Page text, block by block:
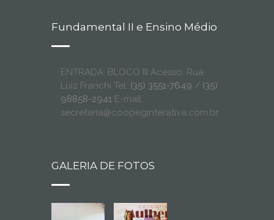
Fundamental II e Ensino Médio
ENTRADA: BLOCO III Acesso: Rua
Luiz Franchi Tel: (35) 3551-7649 / (35)
98858-2941 E-mail:
secretaria@coopeginterativa.com.br
GALERIA DE FOTOS